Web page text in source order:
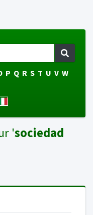
P Q R S T U V W
'sociedad